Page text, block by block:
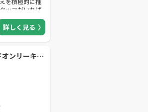
ッフがいれば
て紹介予定派
。派遣就業の
スキルを把握
クが少ない採
査を実施しま
をサポートを
詳しく見る
株式会社ワンアンドオンリーキャスティング